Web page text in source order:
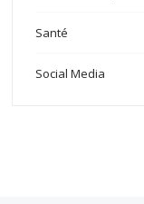
Santé
Social Media